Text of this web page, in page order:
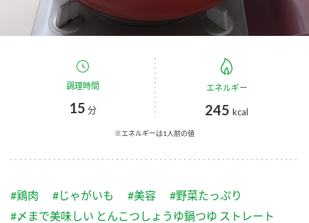
つゆ
スープ 中華
ふりかけ おすしの素
くらしプラ酢
お酢ドリンク
つゆ
納豆のサイト
国内事業概要
企業理念
ミツカンの歴史
ミツカンを知る
環境への取り組み
お客様相談センター
調理時間
15 分
エネルギー
245 kcal
※エネルギーは1人前の値
#鶏肉 #じゃがいも #美容
#野菜たっぷり
#〆まで美味しい とんこつしょうゆ鍋つゆ ストレート